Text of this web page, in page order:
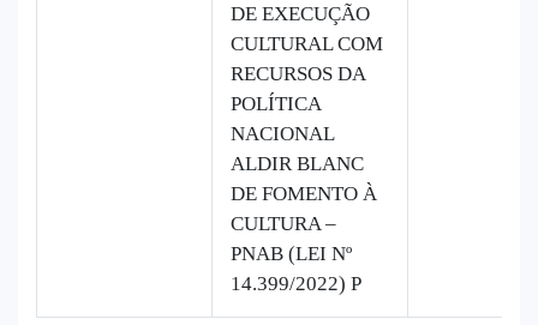
DE EXECUÇÃO
CULTURAL COM
RECURSOS DA
POLÍTICA
NACIONAL
ALDIR BLANC
DE FOMENTO À
CULTURA –
PNAB (LEI Nº
14.399/2022) P